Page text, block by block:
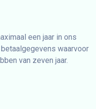
een jaar in ons
waarvoor
van zeven jaar.